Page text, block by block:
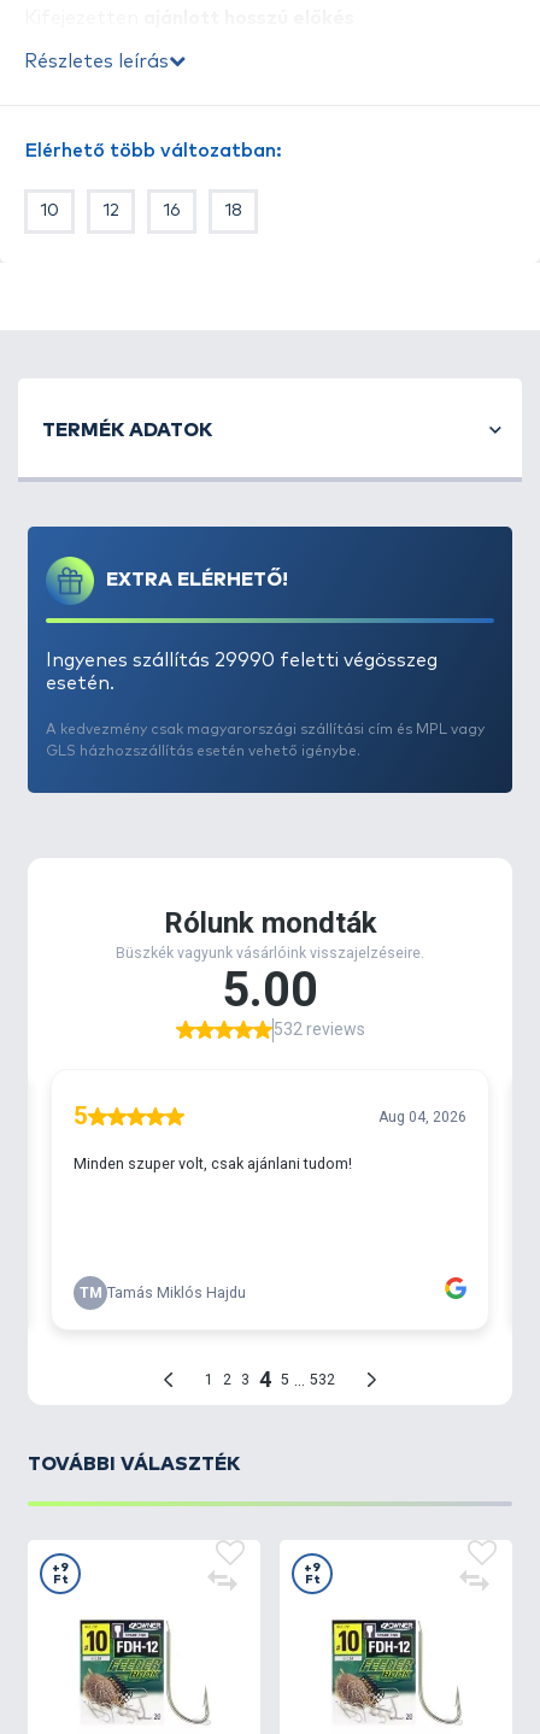
Kínálatunkban megtalálható méretek:
Kiszerelés: 20 db / csomag
Részletes leírás
Elérhető több változatban:
10 12 16 18
EXTRA ELÉRHETŐ!
Ingyenes szállítás 29990 feletti végösszeg
esetén.
A kedvezmény csak magyarországi szállítási cím és MPL vagy
GLS házhozszállítás esetén vehető igénybe.
TOVÁBBI VÁLASZTÉK
+9
Ft
+9
Ft
TERMÉK ADATOK